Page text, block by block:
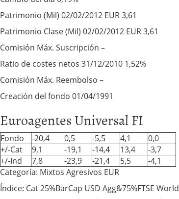
Patrimonio (Mil) 02/02/2012 EUR 3,61
Patrimonio Clase (Mil) 02/02/2012 EUR 3,61
Comisión Máx. Suscripción –
Ratio de costes netos 31/12/2010 1,52%
Comisión Máx. Reembolso –
Creación del fondo 01/04/1991
Euroagentes Universal FI
Fondo -20,4 0,5 -5,5 4,1
0,0
+/-Cat
9,1 -19,1 -14,4 13,4
-3,7
+/-Ind
7,8 -23,9 -21,4 5,5
-4,1
Categoría: Mixtos Agresivos EUR
Índice: Cat 25%BarCap USD Agg&75%FTSE World